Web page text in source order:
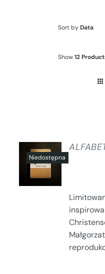
Sort byData
Show12
SZCZEGÓŁY